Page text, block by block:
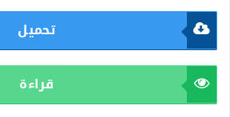
تحميل
قراءة